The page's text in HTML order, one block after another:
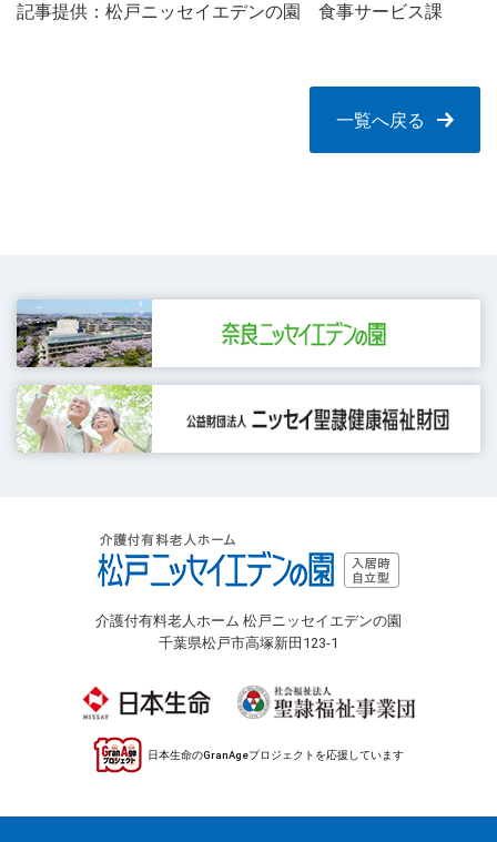
記事提供：松戸ニッセイエデンの園 食事サービス課
一覧へ戻る
介護付有料老人ホーム 松戸ニッセイエデンの園
千葉県松戸市高塚新田123-1
日本生命のGranAgeプロジェクトを応援しています